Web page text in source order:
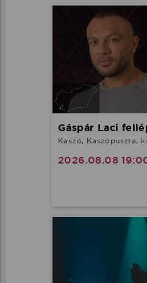
Gáspár Laci
Kaszó, Kaszópuszta,
2026.08.08